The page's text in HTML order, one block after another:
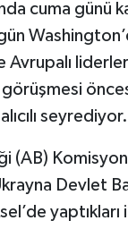
cuma günü
seyrediyor.
(AB)
Devlet